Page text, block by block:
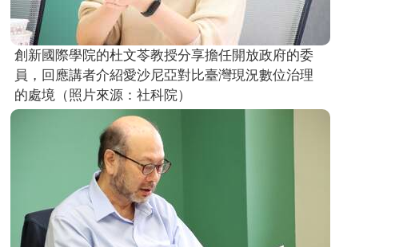
創新國際學院的杜文苓教授分享擔任開放政府的委
員，回應講者介紹愛沙尼亞對比臺灣現況數位治理
的處境（照片來源：社科院）